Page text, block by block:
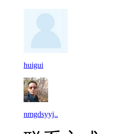
huigui
nmgdsyyj..